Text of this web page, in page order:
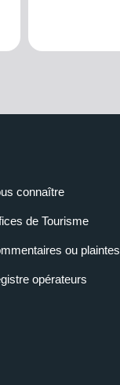
connaître
de Tourisme
ou plaintes
opérateurs